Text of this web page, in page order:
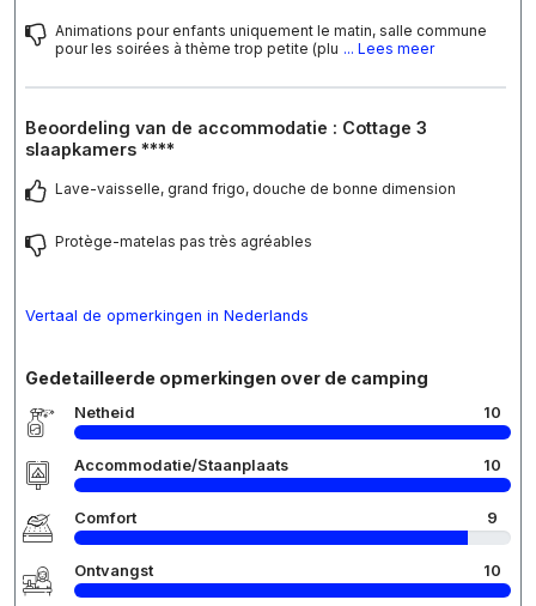
Animations pour enfants uniquement le matin, salle commune
pour les soirées à thème trop petite (plu ... Lees meer
Beoordeling van de accommodatie : Cottage 3
slaapkamers ****
Lave-vaisselle, grand frigo, douche de bonne dimension
Protège-matelas pas très agréables
Vertaal de opmerkingen in Nederlands
Gedetailleerde opmerkingen over de camping
Netheid 10
Accommodatie/Staanplaats 10
Comfort 9
Ontvangst 10